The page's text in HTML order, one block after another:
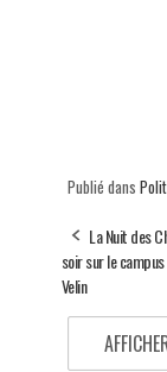
Publié dans
La Nuit des
soir sur le
Velin